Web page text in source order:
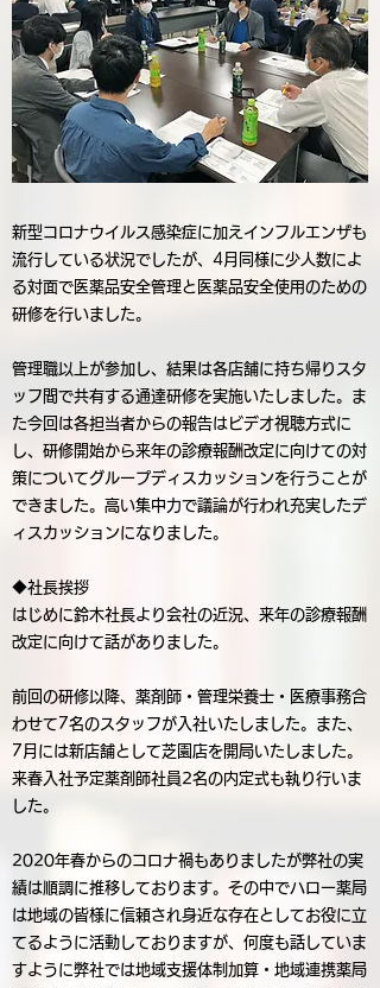
新型コロナウイルス感染症に加えインフルエンザも
流行している状況でしたが、4月同様に少人数によ
る対面で医薬品安全管理と医薬品安全使用のための
研修を行いました。
管理職以上が参加し、結果は各店舗に持ち帰りスタ
ッフ間で共有する通達研修を実施いたしました。ま
た今回は各担当者からの報告はビデオ視聴方式に
し、研修開始から来年の診療報酬改定に向けての対
策についてグループディスカッションを行うことが
できました。高い集中力で議論が行われ充実したデ
ィスカッションになりました。
◆社長挨拶
はじめに鈴木社長より会社の近況、来年の診療報酬
改定に向けて話がありました。
前回の研修以降、薬剤師・管理栄養士・医療事務合
わせて7名のスタッフが入社いたしました。また、
7月には新店舗として芝園店を開局いたしました。
来春入社予定薬剤師社員2名の内定式も執り行いま
した。
2020年春からのコロナ禍もありましたが弊社の実
績は順調に推移しております。その中でハロー薬局
は地域の皆様に信頼され身近な存在としてお役に立
てるように活動しておりますが、何度も話していま
すように弊社では地域支援体制加算・地域連携薬局